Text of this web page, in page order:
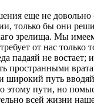
еще не
только бы они
зрелища. Мы
от нас только
не востает;
пространными
широкий путь
пути, но
всей жизни